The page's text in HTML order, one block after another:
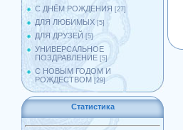
С ДНЁМ РОЖДЕНИЯ [27]
ДЛЯ ЛЮБИМЫХ [5]
ДЛЯ ДРУЗЕЙ [5]
УНИВЕРСАЛЬНОЕ
ПОЗДРАВЛЕНИЕ [5]
С НОВЫМ ГОДОМ И
РОЖДЕСТВОМ [29]
Статистика